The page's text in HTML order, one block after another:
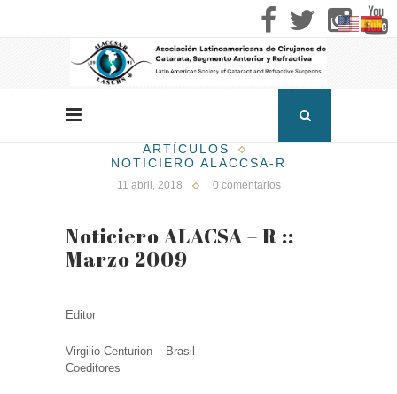
ARTÍCULOS
NOTICIERO ALACCSA-R
11 abril, 2018 0 comentarios
Noticiero ALACSA – R ::
Marzo 2009
Editor
Virgilio Centurion – Brasil
Coeditores